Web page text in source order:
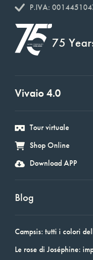
P.IVA:
75
Vivaio 4.0
Tour virtuale
Shop Online
Download APP
Blog
Campsis: tutti i colori
Le rose di Joséphine: